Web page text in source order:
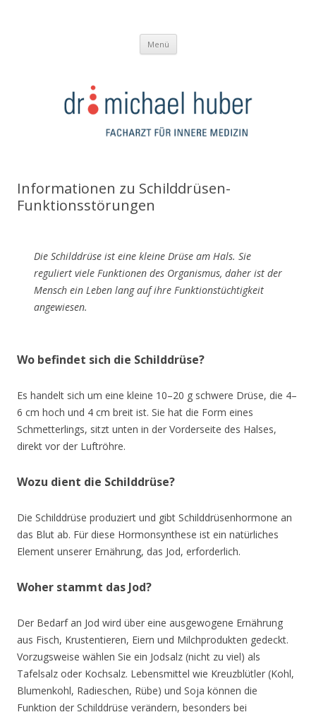
Menü Springe
Inhalt
Informationen zu Schilddrüsen-
Funktionsstörungen
Die Schilddrüse ist eine kleine Drüse am Hals. Sie
reguliert viele Funktionen des Organismus, daher ist der
Mensch ein Leben lang auf ihre Funktionstüchtigkeit
angewiesen.
Wo befindet sich die Schilddrüse?
Es handelt sich um eine kleine 10–20 g schwere Drüse, die 4–
6 cm hoch und 4 cm breit ist. Sie hat die Form eines
Schmetterlings, sitzt unten in der Vorderseite des Halses,
direkt vor der Luftröhre.
Wozu dient die Schilddrüse?
Die Schilddrüse produziert und gibt Schilddrüsenhormone an
das Blut ab. Für diese Hormonsynthese ist ein natürliches
Element unserer Ernährung, das Jod, erforderlich.
Woher stammt das Jod?
Der Bedarf an Jod wird über eine ausgewogene Ernährung
aus Fisch, Krustentieren, Eiern und Milchprodukten gedeckt.
Vorzugsweise wählen Sie ein Jodsalz (nicht zu viel) als
Tafelsalz oder Kochsalz. Lebensmittel wie Kreuzblütler (Kohl,
Blumenkohl, Radieschen, Rübe) und Soja können die
Funktion der Schilddrüse verändern, besonders bei